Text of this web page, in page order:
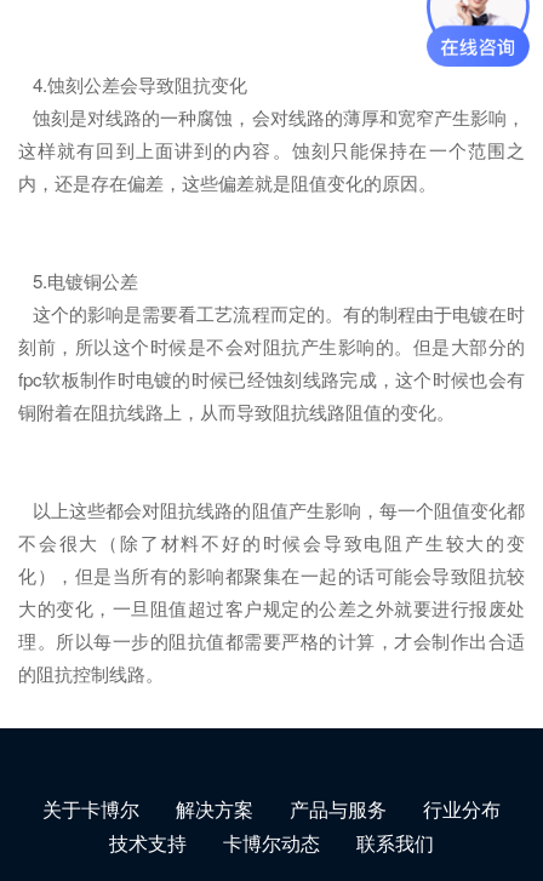
4.蚀刻公差会导致阻抗变化
蚀刻是对线路的一种腐蚀，会对线路的薄厚和宽窄产生影响，
这样就有回到上面讲到的内容。蚀刻只能保持在一个范围之
内，还是存在偏差，这些偏差就是阻值变化的原因。
5.电镀铜公差
这个的影响是需要看工艺流程而定的。有的制程由于电镀在时
刻前，所以这个时候是不会对阻抗产生影响的。但是大部分的
fpc软板制作时电镀的时候已经蚀刻线路完成，这个时候也会有
铜附着在阻抗线路上，从而导致阻抗线路阻值的变化。
以上这些都会对阻抗线路的阻值产生影响，每一个阻值变化都
不会很大（除了材料不好的时候会导致电阻产生较大的变
化），但是当所有的影响都聚集在一起的话可能会导致阻抗较
大的变化，一旦阻值超过客户规定的公差之外就要进行报废处
理。所以每一步的阻抗值都需要严格的计算，才会制作出合适
的阻抗控制线路。
关于卡博尔 解决方案 产品与服务
行业分布
技术支持
卡博尔动态 联系我们